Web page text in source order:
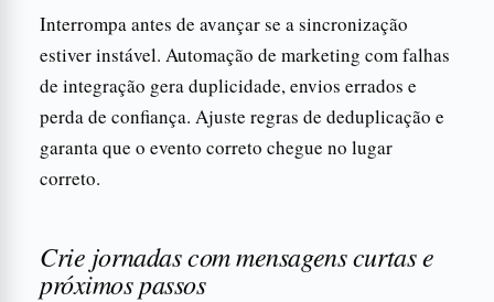
Interrompa antes de avançar se a sincronização
estiver instável. Automação de marketing com falhas
de integração gera duplicidade, envios errados e
perda de confiança. Ajuste regras de deduplicação e
garanta que o evento correto chegue no lugar
correto.
Crie jornadas com mensagens curtas e
próximos passos